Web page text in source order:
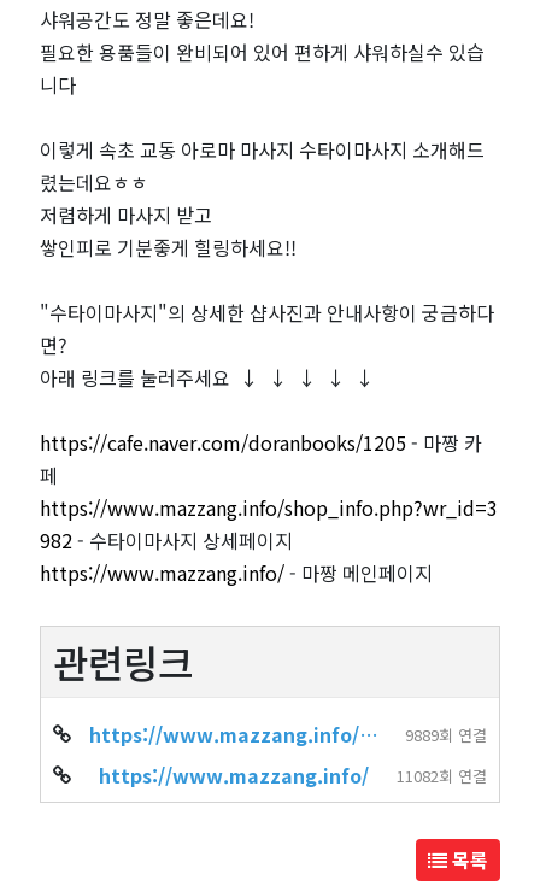
샤워공간도 정말 좋은데요!
필요한 용품들이 완비되어 있어 편하게 샤워하실수 있습
니다
이렇게 속초 교동 아로마 마사지 수타이마사지 소개해드
렸는데요ㅎㅎ
저렴하게 마사지 받고
쌓인피로 기분좋게 힐링하세요!!
"수타이마사지"의 상세한 샵사진과 안내사항이 궁금하다
면?
아래 링크를 눌러주세요 ↓ ↓ ↓ ↓ ↓
https://cafe.naver.com/doranbooks/1205- 마짱 카
페
https://www.mazzang.info/shop_info.php?wr_id=3
982- 수타이마사지 상세페이지
https://www.mazzang.info/- 마짱 메인페이지
관련링크
https://www.mazzang.info/shop_info.php?wr_id=3982 9889회 연결
https://www.mazzang.info/ 11082회 연결
목록